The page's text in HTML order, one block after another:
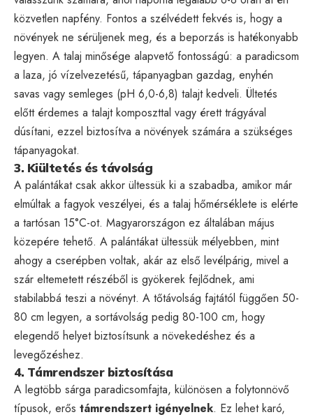
közvetlen napfény. Fontos a szélvédett fekvés is, hogy a
növények ne sérüljenek meg, és a beporzás is hatékonyabb
legyen. A talaj minősége alapvető fontosságú: a paradicsom
a laza, jó vízelvezetésű, tápanyagban gazdag, enyhén
savas vagy semleges (pH 6,0-6,8) talajt kedveli. Ültetés
előtt érdemes a talajt komposzttal vagy érett trágyával
dúsítani, ezzel biztosítva a növények számára a szükséges
tápanyagokat.
3. Kiültetés és távolság
A palántákat csak akkor ültessük ki a szabadba, amikor már
elmúltak a fagyok veszélyei, és a talaj hőmérséklete is elérte
a tartósan 15°C-ot. Magyarországon ez általában május
közepére tehető. A palántákat ültessük mélyebben, mint
ahogy a cserépben voltak, akár az első levélpárig, mivel a
szár eltemetett részéből is gyökerek fejlődnek, ami
stabilabbá teszi a növényt. A tőtávolság fajtától függően 50-
80 cm legyen, a sortávolság pedig 80-100 cm, hogy
elegendő helyet biztosítsunk a növekedéshez és a
levegőzéshez.
4. Támrendszer biztosítása
A legtöbb sárga paradicsomfajta, különösen a folytonnövő
típusok, erős támrendszert igényelnek. Ez lehet karó,